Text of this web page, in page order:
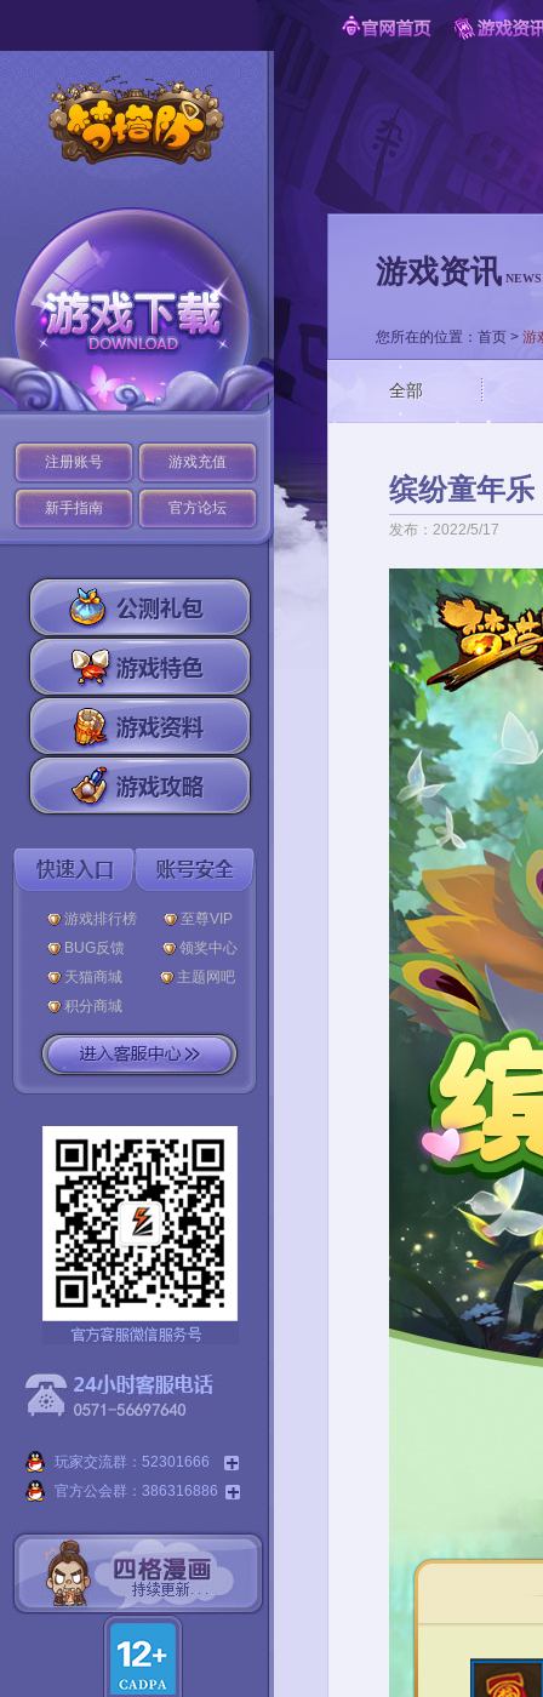
注册账号 游戏充值
新手指南 官方论坛
游戏排行榜
至尊VIP
BUG反馈
领奖中心
天猫商城
主题网吧
积分商城
玩家交流群：52301666
官方公会群：386316886
游戏资讯 NEWS
您所在的位置： 首页 > 游
全部
缤纷童年
发布：2022/5/17